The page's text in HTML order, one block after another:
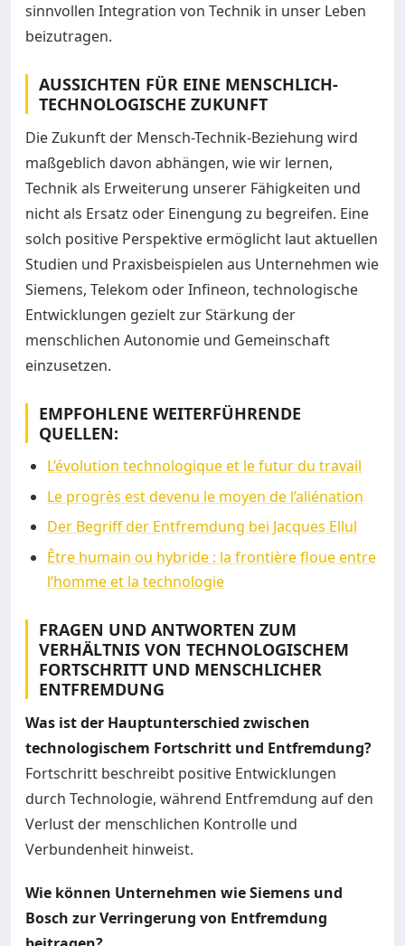
sinnvollen Integration von Technik in unser Leben
beizutragen.
AUSSICHTEN FÜR EINE MENSCHLICH-
TECHNOLOGISCHE ZUKUNFT
Die Zukunft der Mensch-Technik-Beziehung wird
maßgeblich davon abhängen, wie wir lernen,
Technik als Erweiterung unserer Fähigkeiten und
nicht als Ersatz oder Einengung zu begreifen. Eine
solch positive Perspektive ermöglicht laut aktuellen
Studien und Praxisbeispielen aus Unternehmen wie
Siemens, Telekom oder Infineon, technologische
Entwicklungen gezielt zur Stärkung der
menschlichen Autonomie und Gemeinschaft
einzusetzen.
EMPFOHLENE WEITERFÜHRENDE
QUELLEN:
L’évolution technologique et le futur du travail
Le progrès est devenu le moyen de l’aliénation
Der Begriff der Entfremdung bei Jacques Ellul
Être humain ou hybride : la frontière floue entre
l’homme et la technologie
FRAGEN UND ANTWORTEN ZUM
VERHÄLTNIS VON TECHNOLOGISCHEM
FORTSCHRITT UND MENSCHLICHER
ENTFREMDUNG
Was ist der Hauptunterschied zwischen
technologischem Fortschritt und Entfremdung?
Fortschritt beschreibt positive Entwicklungen
durch Technologie, während Entfremdung auf den
Verlust der menschlichen Kontrolle und
Verbundenheit hinweist.
Wie können Unternehmen wie Siemens und
Bosch zur Verringerung von Entfremdung